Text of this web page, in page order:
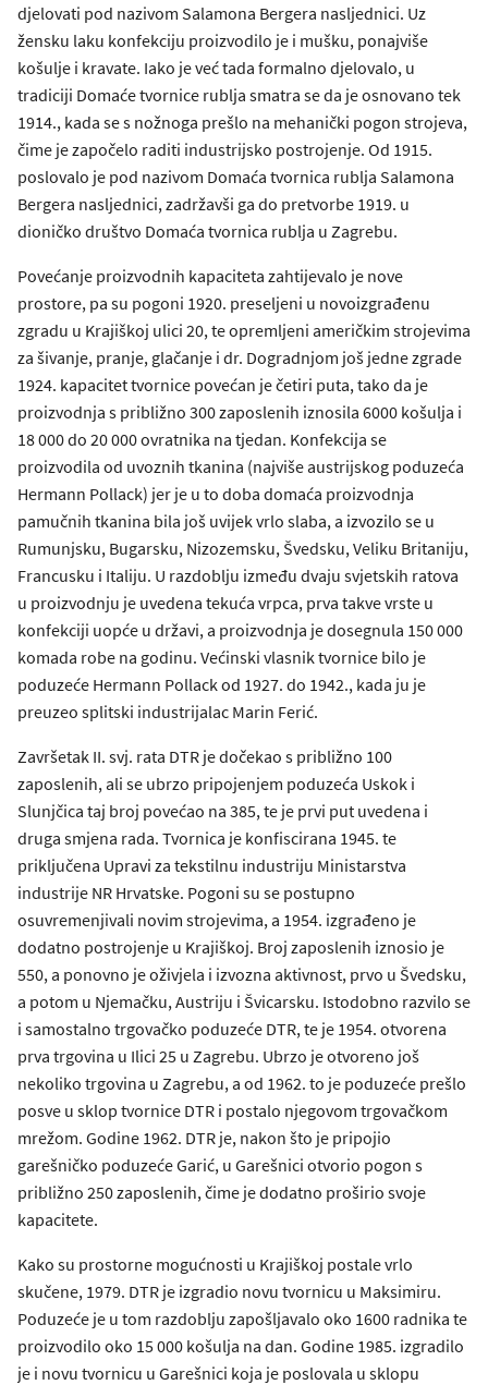
djelovati pod nazivom Salamona Bergera nasljednici. Uz
žensku laku konfekciju proizvodilo je i mušku, ponajviše
košulje i kravate. Iako je već tada formalno djelovalo, u
tradiciji Domaće tvornice rublja smatra se da je osnovano tek
1914., kada se s nožnoga prešlo na mehanički pogon strojeva,
čime je započelo raditi industrijsko postrojenje. Od 1915.
poslovalo je pod nazivom Domaća tvornica rublja Salamona
Bergera nasljednici, zadržavši ga do pretvorbe 1919. u
dioničko društvo Domaća tvornica rublja u Zagrebu.
Povećanje proizvodnih kapaciteta zahtijevalo je nove
prostore, pa su pogoni 1920. preseljeni u novoizgrađenu
zgradu u Krajiškoj ulici 20, te opremljeni američkim strojevima
za šivanje, pranje, glačanje i dr. Dogradnjom još jedne zgrade
1924. kapacitet tvornice povećan je četiri puta, tako da je
proizvodnja s približno 300 zaposlenih iznosila 6000 košulja i
18 000 do 20 000 ovratnika na tjedan. Konfekcija se
proizvodila od uvoznih tkanina (najviše austrijskog poduzeća
Hermann Pollack) jer je u to doba domaća proizvodnja
pamučnih tkanina bila još uvijek vrlo slaba, a izvozilo se u
Rumunjsku, Bugarsku, Nizozemsku, Švedsku, Veliku Britaniju,
Francusku i Italiju. U razdoblju između dvaju svjetskih ratova
u proizvodnju je uvedena tekuća vrpca, prva takve vrste u
konfekciji uopće u državi, a proizvodnja je dosegnula 150 000
komada robe na godinu. Većinski vlasnik tvornice bilo je
poduzeće Hermann Pollack od 1927. do 1942., kada ju je
preuzeo splitski industrijalac Marin Ferić.
Završetak II. svj. rata DTR je dočekao s približno 100
zaposlenih, ali se ubrzo pripojenjem poduzeća Uskok i
Slunjčica taj broj povećao na 385, te je prvi put uvedena i
druga smjena rada. Tvornica je konfiscirana 1945. te
priključena Upravi za tekstilnu industriju Ministarstva
industrije NR Hrvatske. Pogoni su se postupno
osuvremenjivali novim strojevima, a 1954. izgrađeno je
dodatno postrojenje u Krajiškoj. Broj zaposlenih iznosio je
550, a ponovno je oživjela i izvozna aktivnost, prvo u Švedsku,
a potom u Njemačku, Austriju i Švicarsku. Istodobno razvilo se
i samostalno trgovačko poduzeće DTR, te je 1954. otvorena
prva trgovina u Ilici 25 u Zagrebu. Ubrzo je otvoreno još
nekoliko trgovina u Zagrebu, a od 1962. to je poduzeće prešlo
posve u sklop tvornice DTR i postalo njegovom trgovačkom
mrežom. Godine 1962. DTR je, nakon što je pripojio
garešničko poduzeće Garić, u Garešnici otvorio pogon s
približno 250 zaposlenih, čime je dodatno proširio svoje
kapacitete.
Kako su prostorne mogućnosti u Krajiškoj postale vrlo
skučene, 1979. DTR je izgradio novu tvornicu u Maksimiru.
Poduzeće je u tom razdoblju zapošljavalo oko 1600 radnika te
proizvodilo oko 15 000 košulja na dan. Godine 1985. izgradilo
je i novu tvornicu u Garešnici koja je poslovala u sklopu